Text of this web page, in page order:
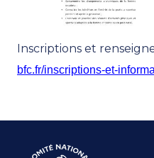
Inscriptions et
bfc.fr/inscriptions-et-